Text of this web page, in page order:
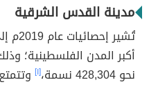
مدينة القدس الشرقية
تُشير إحصائيات عام 2019م إلى أنّ مدينة
أكبر المدن الفلسطينية؛
نحو 428,304 نسمة،
[١]